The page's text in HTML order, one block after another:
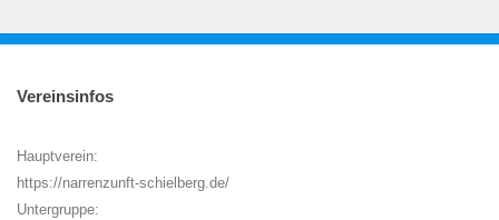
Vereinsinfos
Hauptverein:
https://narrenzunft-schielberg.de/
Untergruppe: